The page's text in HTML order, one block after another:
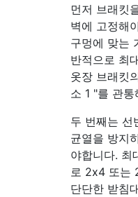
먼저 브래킷
벽에 고정해
구멍에 맞는
반적으로 최
옷장 브래킷
소 1 "를 관통
두 번째는 선
균열을 방지
야합니다. 최
로 2x4 또는
단단한 받침